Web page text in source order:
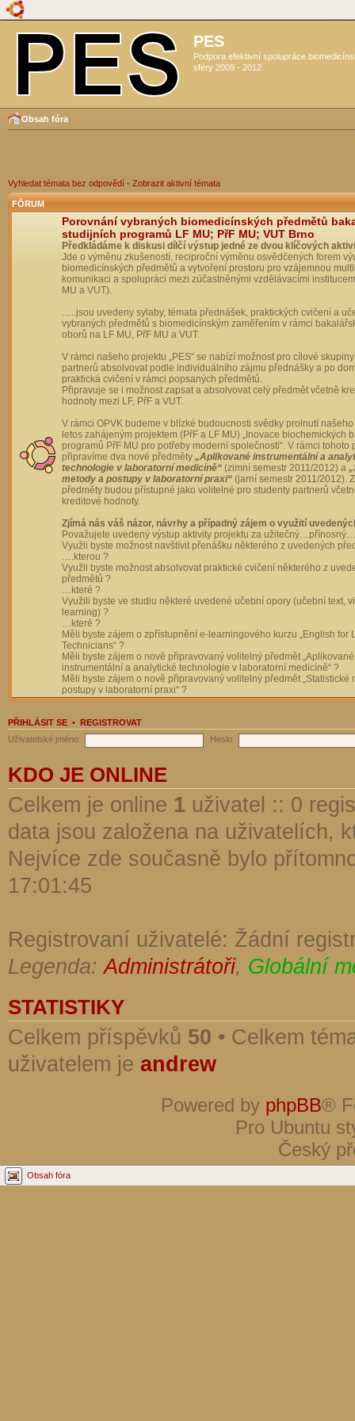
PES
Podpora efektivní spolupráce
sféry 2009 - 2012
Obsah fóra
Vyhledat témata bez odpovědí • Zobrazit aktivní témata
FÓRUM
Porovnání vybraných biomedicínských předmětů
studijních programů LF MU; PřF MU; VUT Brno
Předkládáme k diskusi dílčí výstup jedné ze dvou klíčových
Jde o výměnu zkušeností, reciproční výměnu osvědčených forem
biomedicínských předmětů a vytvoření prostoru pro vzájemnou
komunikaci a spolupráci mezi zúčastněnými vzdělávacími
MU a VUT).
…..jsou uvedeny sylaby, témata přednášek, praktických cvičení a
vybraných předmětů s biomedicínským zaměřením v rámci
oborů na LF MU, PřF MU a VUT.
V rámci našeho projektu „PES“ se nabízí možnost pro cílové
partnerů absolvovat podle individuálního zájmu přednášky a po
praktická cvičení v rámci popsaných předmětů.
Připravuje se i možnost zapsat a absolvovat celý předmět včetně
hodnoty mezi LF, PřF a VUT.
V rámci OPVK budeme v blízké budoucnosti svědky prolnutí
letos zahájeným projektem (PřF a LF MU) „Inovace biochemických
programů PřF MU pro potřeby moderní společnosti“. V rámci tohoto
připravíme dva nové předměty „Aplikované instrumentální a
technologie v laboratorní medicíně“ (zimní semestr 2011/2012) a
metody a postupy v laboratorní praxi“ (jarní semestr 2011/2012).
předměty budou přístupné jako volitelné pro studenty partnerů
kreditové hodnoty.
Zjímá nás váš názor, návrhy a případný zájem o využití
Považujete uvedený výstup aktivity projektu za
Využli byste možnost navštívit přenášku některého z uvedených
….kterou ?
Využli byste možnost absolvovat praktické cvičení některého z
předmětů ?
…které ?
Využili byste ve studiu některé uvedené učební opory (učební text,
learning) ?
…které ?
Měli byste zájem o zpřístupnění e-learningového kurzu „English for
Technicians“ ?
Měli byste zájem o nově připravovaný volitelný předmět „Aplikované
instrumentální a analytické technologie v laboratorní medicíně“ ?
Měli byste zájem o nově připravovaný volitelný předmět „Statistické
postupy v laboratorní praxi“ ?
PŘIHLÁSIT SE • REGISTROVAT
Uživatelské jméno:
Heslo:
KDO JE ONLINE
Celkem je online 1 uživatel :: 0
data jsou založena na uživatelích,
Nejvíce zde současně bylo
17:01:45
Registrovaní uživatelé: Žádní
Legenda:Administrátoři, Globální
STATISTIKY
Celkem příspěvků 50 • Celkem
uživatelem je andrew
Powered by phpBB®
Pro Ubuntu
Český
Obsah fóra